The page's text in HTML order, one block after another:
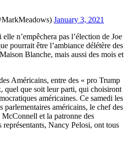
January 3, 2021
n’empêchera pas l’élection de Joe
pourrait être l’ambiance délétère des
Blanche, mais aussi des mois et
Américains, entre des « pro Trump
quel que soit leur parti, qui choisiront
américaines. Ce samedi les
parlementaires américains, le chef des
et la patronne des
représentants, Nancy Pelosi, ont tous